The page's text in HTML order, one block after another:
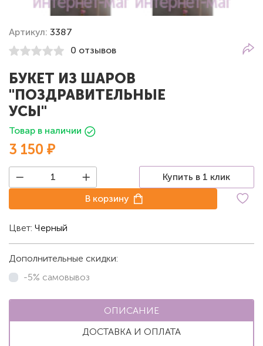
Артикул: 3387
0 отзывов
БУКЕТ ИЗ ШАРОВ
"ПОЗДРАВИТЕЛЬНЫЕ
УСЫ"
Товар в наличии
3 150 ₽
Купить в 1 клик
В корзину
Цвет: Черный
Дополнительные скидки:
-5% самовывоз
ОПИСАНИЕ
ДОСТАВКА И ОПЛАТА